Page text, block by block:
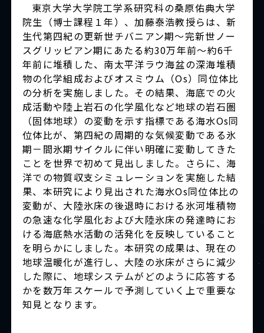
東京大学大学院工学系研究科の桑原佑典大学
院生（博士課程１年）、加藤泰浩教授らは、新
生代第四紀の更新世チバニアン期～完新世ノー
スグリッピアン期にあたる約30万年前〜約6千
年前に堆積した、南太平洋ラウ海盆の深海堆積
物の化学組成およびオスミウム（Os）同位体比
の分析を実施しました。その結果、海底での火
成活動や陸上岩石の化学風化など地球の岩石圏
（固体地球）の変動を示す指標である海水Os同
位体比が、第四紀の周期的な気候変動である氷
期－間氷期サイクルに伴い明確に変動してきた
ことを世界で初めて見出しました。さらに、海
洋での物質収支シミュレーションを実施した結
果、本研究により見出された海水Os同位体比の
変動が、大陸氷床の後退時における氷河堆積物
の急速な化学風化および大陸氷床の発達時にお
ける海底熱水活動の活発化を反映していること
を明らかにしました。本研究の成果は、現在の
地球温暖化が進行し、大陸の氷床がさらに減少
した際に、地球システムがどのように応答する
かを数万年スケールで予測していく上で重要な
知見となります。